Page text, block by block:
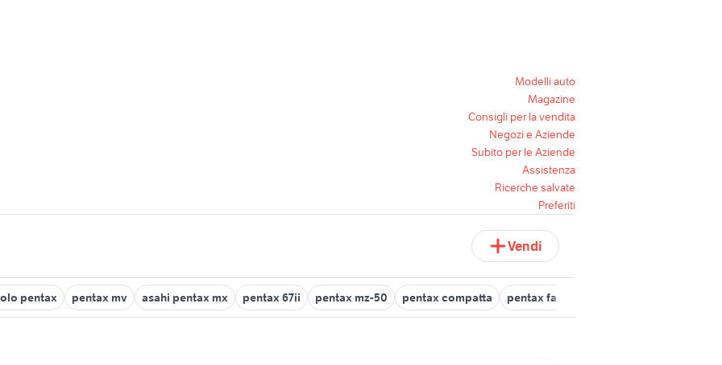
Modelli auto
Magazine
Consigli per la vendita
Negozi e Aziende
Subito per le Aziende
Assistenza
Ricerche salvate
Preferiti
Vendi
pentax pentax mv asahi pentax mx pentax 67ii pentax mz-50 pentax compatta pentax fa fotografia